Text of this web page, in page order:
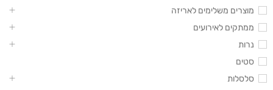
מוצרים משלימים לאריזה
ממתקים לאירועים
נרות
סטים
סלסלות